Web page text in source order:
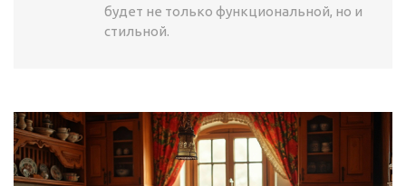
будет не только функциональной, но и
стильной.